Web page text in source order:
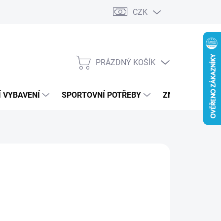
CZK
NÁKUPNÍ
PRÁZDNÝ KOŠÍK
VYBAVENÍ SPORTOVNÍ POTŘEBY ZNAČKY